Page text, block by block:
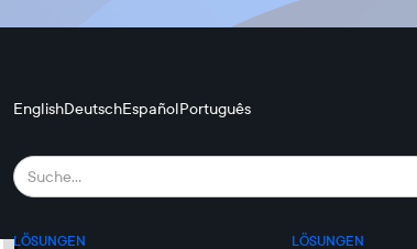
EnglishDeutschEspañolPortuguês
LÖSUNGEN LÖSUNGEN